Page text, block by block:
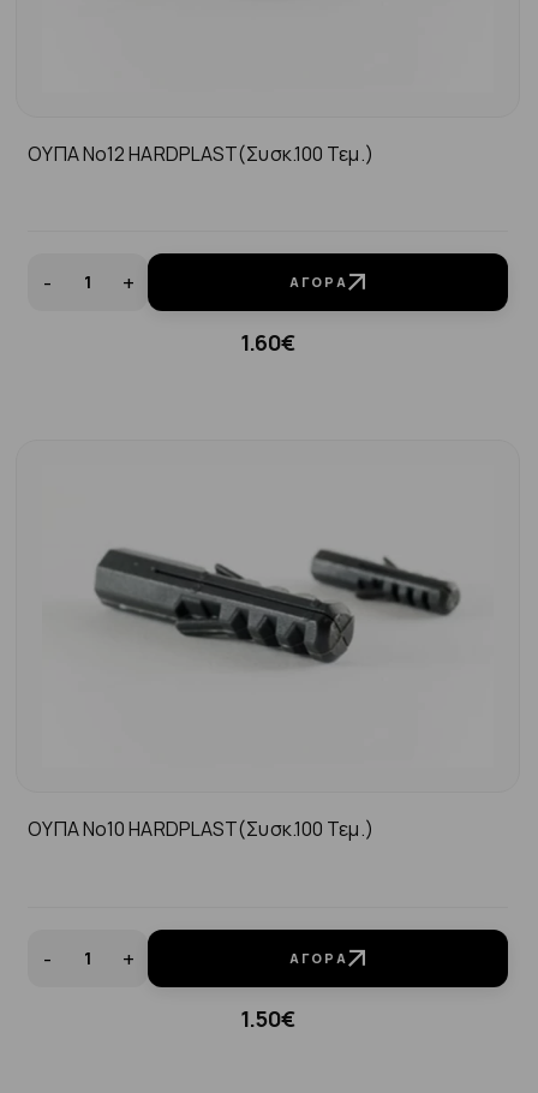
ΟΥΠΑ Νo12 HARDPLAST(συσκ.100 Τεμ.)
- + ΑΓΟΡΆ
1.60€
ΟΥΠΑ Νo10 HARDPLAST(συσκ.100 Τεμ.)
- + ΑΓΟΡΆ
1.50€